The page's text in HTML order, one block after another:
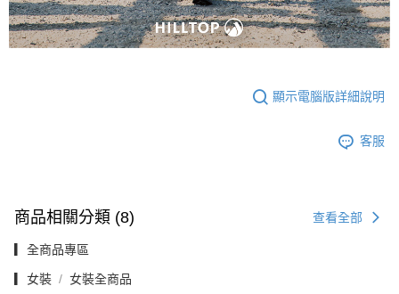
顯示電腦版詳細說明
客服
商品相關分類 (8) 查看全部
▎全商品專區
▎女裝 女裝全商品